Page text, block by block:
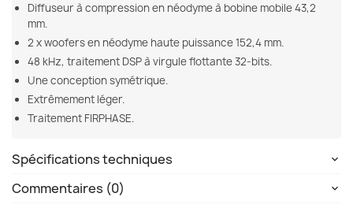
Diffuseur à compression en néodyme à bobine mobile 43,2
mm.
2 x woofers en néodyme haute puissance 152,4 mm.
48 kHz, traitement DSP à virgule flottante 32-bits.
Une conception symétrique.
Extrêmement léger.
Traitement FIRPHASE.
Spécifications techniques
Commentaires (0)